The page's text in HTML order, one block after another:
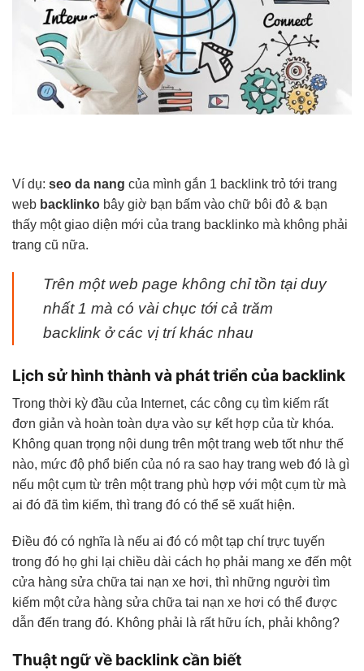
Ví dụ: seo da nang của mình gắn 1 backlink trỏ tới trang
web backlinko bây giờ bạn bấm vào chữ bôi đỏ & bạn
thấy một giao diện mới của trang backlinko mà không phải
trang cũ nữa.
Trên một web page không chỉ tồn tại duy
nhất 1 mà có vài chục tới cả trăm
backlink ở các vị trí khác nhau
Lịch sử hình thành và phát triển của backlink
Trong thời kỳ đầu của Internet, các công cụ tìm kiếm rất
đơn giản và hoàn toàn dựa vào sự kết hợp của từ khóa.
Không quan trọng nội dung trên một trang web tốt như thế
nào, mức độ phổ biến của nó ra sao hay trang web đó là gì
nếu một cụm từ trên một trang phù hợp với một cụm từ mà
ai đó đã tìm kiếm, thì trang đó có thể sẽ xuất hiện.
Điều đó có nghĩa là nếu ai đó có một tạp chí trực tuyến
trong đó họ ghi lại chiều dài cách họ phải mang xe đến một
cửa hàng sửa chữa tai nạn xe hơi, thì những người tìm
kiếm một cửa hàng sửa chữa tai nạn xe hơi có thể được
dẫn đến trang đó. Không phải là rất hữu ích, phải không?
Thuật ngữ về backlink cần biết